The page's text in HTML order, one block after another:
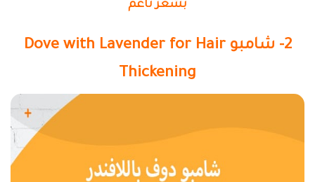
بشعر ناعم
2- شامبو Dove with Lavender for Hair
Thickening